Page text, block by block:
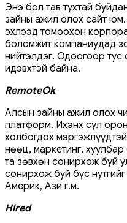
Энэ бол тав тухтай
зайны ажил олох сайт
эхлээд томоохон
боломжит компаниудад
нийтэлдэг. Одоогоор тус
идэвхтэй байна.
RemoteOk
Алсын зайны ажил олох
платформ. Ихэнх сул
холбогдох
нөөц, маркетинг,
та зөвхөн сонирхож буй
сонирхож буй бүс
Америк, Ази г.м.
Hired